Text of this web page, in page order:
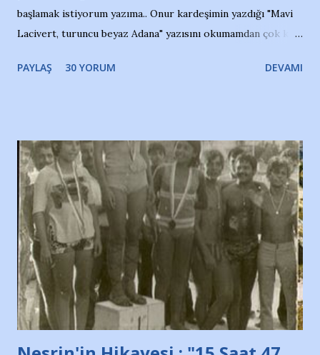
başlamak istiyorum yazıma.. Onur kardeşimin yazdığı "Mavi
Lacivert, turuncu beyaz Adana" yazısını okumamdan çok kısa
irkildim.. "Bursasporlu taraftarlar, İstanbul takımlarının
ve ürünlerini Bursa şehrinde görmek istemediklerini bir
protesto eylemiyle açıkladıklarını bildiriyordu.. Bu grup
adına açıklama yapan şahsı muhterem(!) ''Açık ve net olarak
söylüyoruz. Bu son uyarımızdır. Bunun yanısıra, bu takımlara
ait tanıtıcı ilanların asılmasına izin veren Bursa Büyükşehir
Belediyesi ile mağazaların bulunduğu alışveriş merkezlerini
de kınıyoruz'' diye de eklemiş .. Blogumuzda okuduğum bu
yazının hemen ardından bu habe...
PAYLAŞ 30 YORUM DEVAMI